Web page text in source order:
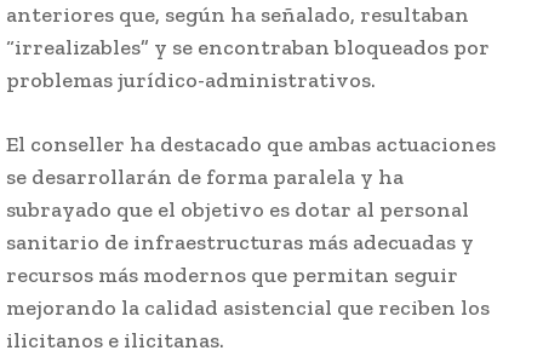
anteriores que, según ha señalado, resultaban
“irrealizables” y se encontraban bloqueados por
problemas jurídico-administrativos.
El conseller ha destacado que ambas actuaciones
se desarrollarán de forma paralela y ha
subrayado que el objetivo es dotar al personal
sanitario de infraestructuras más adecuadas y
recursos más modernos que permitan seguir
mejorando la calidad asistencial que reciben los
ilicitanos e ilicitanas.